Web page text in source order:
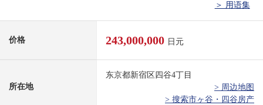
＞ 用语集
价格 243,000,000 日元
所在地
东京都新宿区四谷4丁目
> 周边地图
> 搜索市ヶ谷・四谷房产